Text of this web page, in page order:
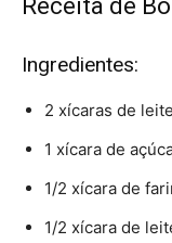
Receita de
Ingredientes:
2 xícaras de
1 xícara de
1/2 xícara de
1/2 xícara de